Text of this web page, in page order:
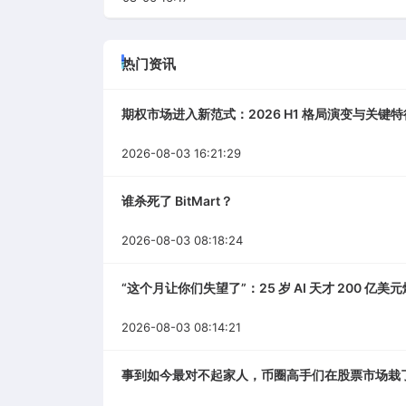
热门资讯
期权市场进入新范式：2026 H1 格局演变与关键特
2026-08-03 16:21:29
谁杀死了 BitMart？
2026-08-03 08:18:24
“这个月让你们失望了”：25 岁 AI 天才 200 亿美
2026-08-03 08:14:21
事到如今最对不起家人，币圈高手们在股票市场栽